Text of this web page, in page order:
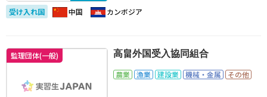
受け入れ国 中国 カンボジア
監理団体(一般) 高畠外国受入協同組合
農業 漁業 建設業 機械・金属 その他